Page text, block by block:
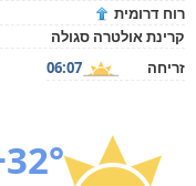
רוח דרומית
קרינת אולטרה סגולה
זריחה
06:07